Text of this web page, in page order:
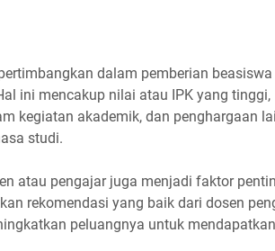
dalam pemberian
ini mencakup nilai atau IPK yang tinggi,
kegiatan akademik, dan penghargaan
studi.
atau pengajar juga menjadi faktor
rekomendasi yang baik dari dosen
peluangnya untuk mendapatkan